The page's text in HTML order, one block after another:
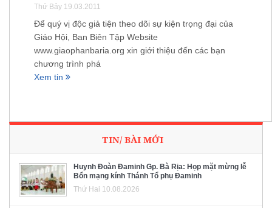
Thứ Bảy 19.03.2011
Để quý vị độc giả tiện theo dõi sự kiện trọng đại của
Giáo Hội, Ban Biên Tập Website
www.giaophanbaria.org xin giới thiệu đến các bạn
chương trình phá
Xem tin
TIN/ BÀI MỚI
Huynh Đoàn Đaminh Gp. Bà Rịa: Họp mặt mừng lễ
Bổn mạng kính Thánh Tổ phụ Đaminh
Thứ Hai 10.08.2026